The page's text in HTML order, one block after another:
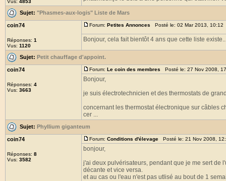
Vus: 4853
Sujet: "Phasmes-aux-logis" Liste de Mars
coin74
Réponses: 1
Vus: 1120
Forum: Petites Annonces Posté le: 02 Mar 2013,
Bonjour, cela fait bientôt 4 ans que cette liste
Sujet: Petit chauffage d'appoint.
coin74
Réponses: 4
Vus: 3663
Forum: Le coin des membres Posté le: 27 Nov 2008,
Bonjour,
je suis électrotechnicien et des thermostats de
concernant les thermostat électronique sur câbles
cer ...
Sujet: Phyllium giganteum
coin74
Réponses: 8
Vus: 3582
Forum: Conditions d'élevage Posté le: 21 Nov 2008,
bonjour,
j'ai deux pulvérisateurs, pendant que je me sert de
décante et vice versa.
et au cas ou l'eau n'est pas utlisé au bout de 1